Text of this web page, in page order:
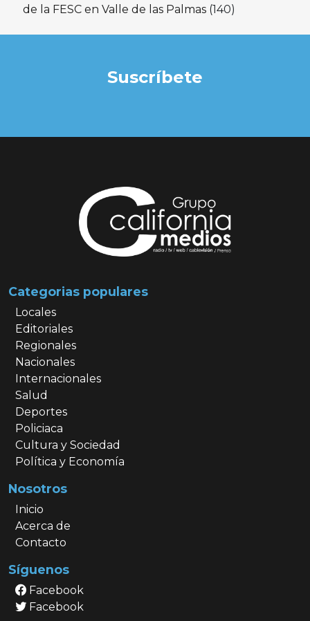
de la FESC en Valle de las Palmas (140)
Suscríbete
Categorias populares
Locales
Editoriales
Regionales
Nacionales
Internacionales
Salud
Deportes
Policiaca
Cultura y Sociedad
Política y Economía
Nosotros
Inicio
Acerca de
Contacto
Síguenos
Facebook
Facebook